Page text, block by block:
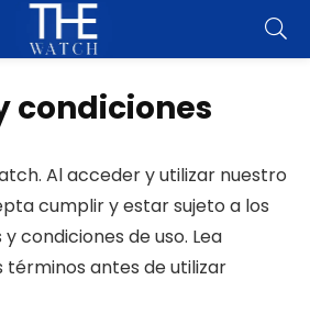
condiciones
Al acceder y utilizar nuestro
cumplir y estar sujeto a los
condiciones de uso. Lea
antes de utilizar